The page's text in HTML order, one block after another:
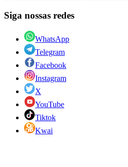
Siga nossas redes
WhatsApp
Telegram
Facebook
Instagram
X
YouTube
Tiktok
Kwai